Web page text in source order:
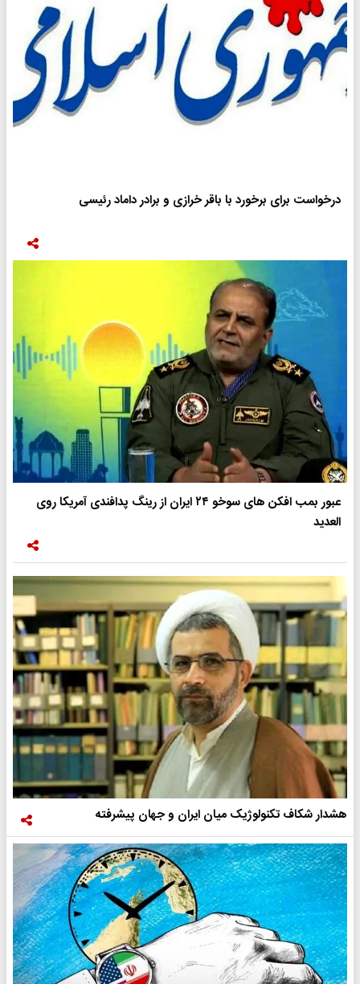
درخواست برای برخورد با باقر خرازی و برادر داماد رئیسی
عبور بمب افکن های سوخو ۲۴ ایران از رینگ پدافندی آمریکا روی
العدید
هشدار شکاف تکنولوژیک میان ایران و جهان پیشرفته